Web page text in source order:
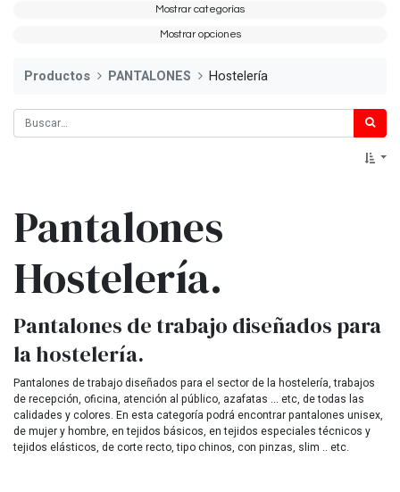
Mostrar categorías
Mostrar opciones
Productos PANTALONES Hostelería
Pantalones
Hostelería.
Pantalones de trabajo diseñados para
la hostelería.
Pantalones de trabajo diseñados para el sector de la hostelería, trabajos
de recepción, oficina, atención al público, azafatas ... etc, de todas las
calidades y colores. En esta categoría podrá encontrar pantalones unisex,
de mujer y hombre, en tejidos básicos, en tejidos especiales técnicos y
tejidos elásticos, de corte recto, tipo chinos, con pinzas, slim .. etc.